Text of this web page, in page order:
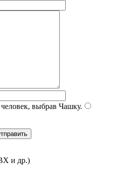
выбрав Чашку.
и др.)